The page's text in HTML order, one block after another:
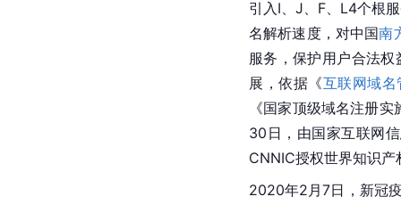
引入I、J、F、L4个根
名解析速度，对中国南
服务，保护用户合法
展，依据《互联网域
《国家顶级域名注册
30日，由国家互联网
CNNIC授权世界知识
2020年2月7日，新冠